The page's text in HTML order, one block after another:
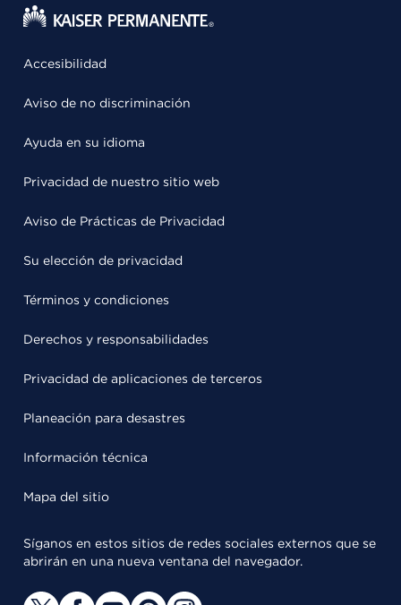
Accesibilidad
Aviso de no discriminación
Ayuda en su idioma
Privacidad de nuestro sitio web
Aviso de Prácticas de Privacidad
Su elección de privacidad
Términos y condiciones
Derechos y responsabilidades
Privacidad de aplicaciones de terceros
Planeación para desastres
Información técnica
Mapa del sitio
Síganos en estos sitios de redes sociales externos que se
abrirán en una nueva ventana del navegador.